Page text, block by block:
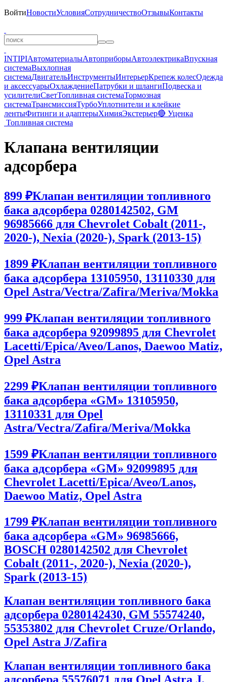
ВойтиНовостиУсловияСотрудничествоОтзывыКонтакты
INTIPIАвтоматериалыАвтоприборыАвтоэлектрикаВпускная
системаВыхлопная
системаДвигательИнструментыИнтерьерКрепеж колесОдежда
и аксессуарыОхлаждениеПатрубки и шлангиПодвеска и
усилителиСветТопливная системаТормозная
системаТрансмиссияТурбоУплотнители и клейкие
лентыФитинги и адаптерыХимияЭкстерьер🔴 Уценка
Топливная система
Клапана вентиляции
адсорбера
899 ₽Клапан вентиляции топливного
бака адсорбера 0280142502, GM
96985666 для Chevrolet Cobalt (2011-,
2020-), Nexia (2020-), Spark (2013-15)
1899 ₽Клапан вентиляции топливного
бака адсорбера 13105950, 13110330 для
Opel Astra/Vectra/Zafira/Meriva/Mokka
999 ₽Клапан вентиляции топливного
бака адсорбера 92099895 для Chevrolet
Lacetti/Epica/Aveo/Lanos, Daewoo Matiz,
Opel Astra
2299 ₽Клапан вентиляции топливного
бака адсорбера «GM» 13105950,
13110331 для Opel
Astra/Vectra/Zafira/Meriva/Mokka
1599 ₽Клапан вентиляции топливного
бака адсорбера «GM» 92099895 для
Chevrolet Lacetti/Epica/Aveo/Lanos,
Daewoo Matiz, Opel Astra
1799 ₽Клапан вентиляции топливного
бака адсорбера «GM» 96985666,
BOSCH 0280142502 для Chevrolet
Cobalt (2011-, 2020-), Nexia (2020-),
Spark (2013-15)
Клапан вентиляции топливного бака
адсорбера 0280142430, GM 55574240,
55353802 для Chevrolet Cruze/Orlando,
Opel Astra J/Zafira
Клапан вентиляции топливного бака